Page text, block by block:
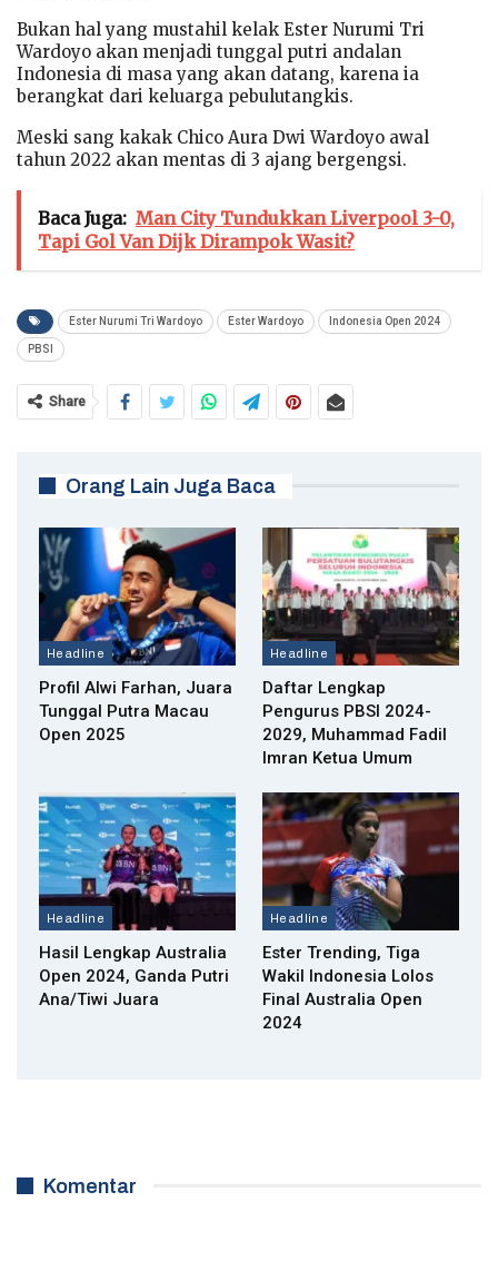
Bukan hal yang mustahil kelak Ester Nurumi Tri
Wardoyo akan menjadi tunggal putri andalan
Indonesia di masa yang akan datang, karena ia
berangkat dari keluarga pebulutangkis.
Meski sang kakak Chico Aura Dwi Wardoyo awal
tahun 2022 akan mentas di 3 ajang bergengsi.
Baca Juga: Man City Tundukkan Liverpool 3-0,
Tapi Gol Van Dijk Dirampok Wasit?
Ester Nurumi Tri Wardoyo Ester Wardoyo Indonesia Open 2024
PBSI
Share
Orang Lain Juga Baca
Headline
Profil Alwi Farhan, Juara
Tunggal Putra Macau
Open 2025
Headline
Daftar Lengkap
Pengurus PBSI 2024-
2029, Muhammad Fadil
Imran Ketua Umum
Headline
Hasil Lengkap Australia
Open 2024, Ganda Putri
Ana/Tiwi Juara
Headline
Ester Trending, Tiga
Wakil Indonesia Lolos
Final Australia Open
2024
Komentar